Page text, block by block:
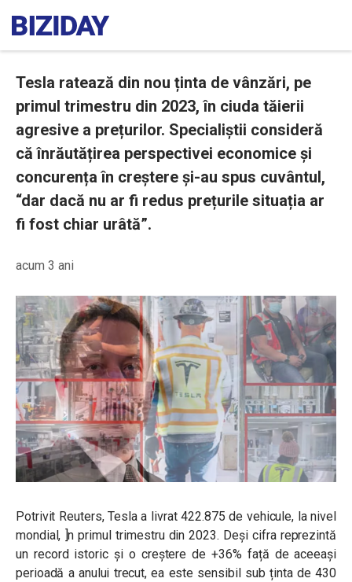
Tesla ratează din nou ținta de vânzări, pe
primul trimestru din 2023, în ciuda tăierii
agresive a prețurilor. Specialiștii consideră
că înrăutățirea perspectivei economice și
concurența în creștere și-au spus cuvântul,
“dar dacă nu ar fi redus prețurile situația ar
fi fost chiar urâtă”.
acum 3 ani
Potrivit Reuters, Tesla a livrat 422.875 de vehicule, la nivel
mondial, ]n primul trimestru din 2023. Deși cifra reprezintă
un record istoric și o creștere de +36% față de aceeași
perioadă a anului trecut, ea este sensibil sub ținta de 430